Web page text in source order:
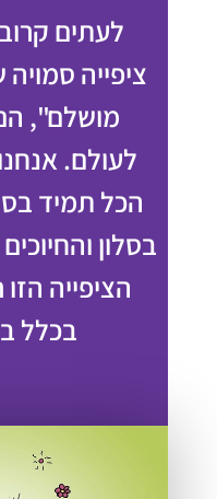
לעתים
ציפייה
מושלם",
לעולם.
הכל תמיד
בסלון
הציפייה
בכלל